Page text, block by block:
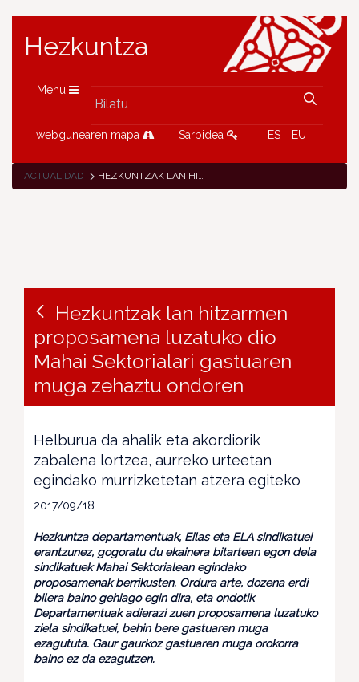
Hezkuntza
Menu
webgunearen mapa Sarbidea ES EU
ACTUALIDAD HEZKUNTZAK LAN HITZARMEN PROPOSAMENA LUZATUKO DIO MAHAI SEKTORIALARI GASTUAREN MUGA ZEHAZTU ONDOREN
Hezkuntzak lan hitzarmen
proposamena luzatuko dio
Mahai Sektorialari gastuaren
muga zehaztu ondoren
Helburua da ahalik eta akordiorik
zabalena lortzea, aurreko urteetan
egindako murrizketetan atzera egiteko
2017/09/18
Hezkuntza departamentuak, Eilas eta ELA sindikatuei
erantzunez, gogoratu du ekainera bitartean egon dela
sindikatuek Mahai Sektorialean egindako
proposamenak berrikusten. Ordura arte, dozena erdi
bilera baino gehiago egin dira, eta ondotik
Departamentuak adierazi zuen proposamena luzatuko
ziela sindikatuei, behin bere gastuaren muga
ezagututa. Gaur gaurkoz gastuaren muga orokorra
baino ez da ezagutzen.